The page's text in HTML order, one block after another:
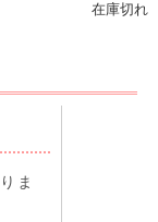
在庫切れ
ま